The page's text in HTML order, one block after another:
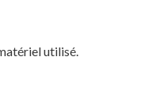
utilisé.